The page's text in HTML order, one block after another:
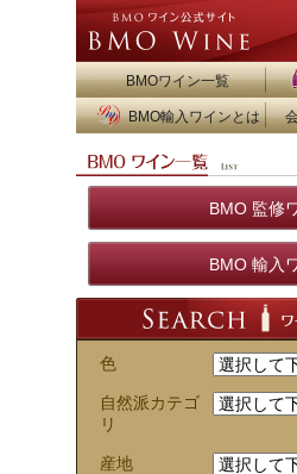
BMOワイン一覧
BMO輸入ワインとは
BMO 監修
BMO 輸入
色
自然派カテゴ
リ
産地